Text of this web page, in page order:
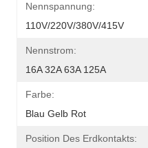
Nennspannung:
110V/220V/380V/415V
Nennstrom:
16A 32A 63A 125A
Farbe:
Blau Gelb Rot
Position Des Erdkontakts: